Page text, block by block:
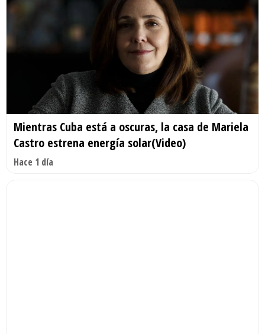
Mientras Cuba está a oscuras, la casa de Mariela
Castro estrena energía solar(Video)
Hace 1 día